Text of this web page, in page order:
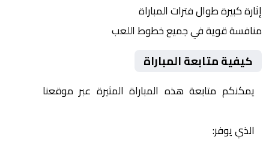
إثارة كبيرة طوال فترات المباراة
منافسة قوية في جميع خطوط اللعب
كيفية متابعة المباراة
يمكنكم متابعة هذه المباراة المثيرة عبر موقعنا
الذي يوفر: